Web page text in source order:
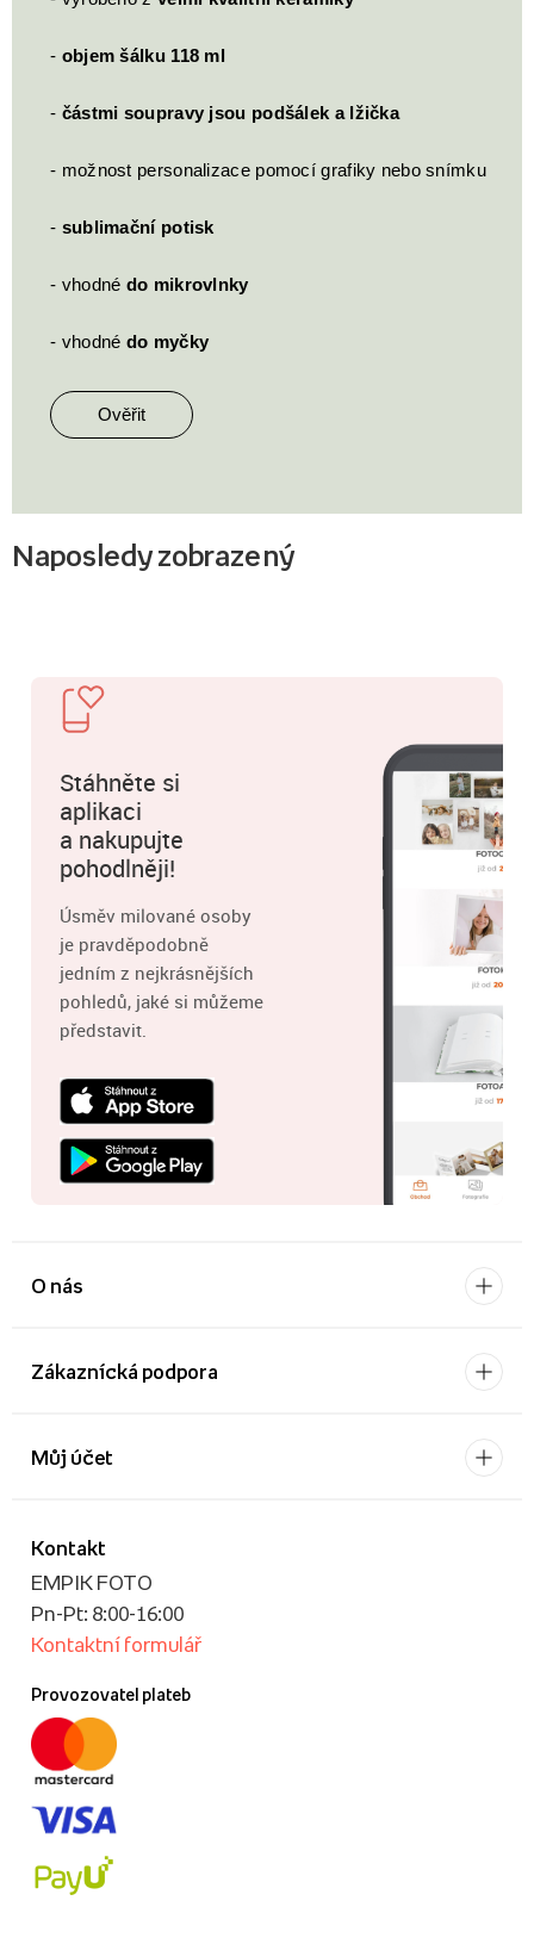
- objem šálku 118 ml
- částmi soupravy jsou podšálek a lžička
- možnost personalizace pomocí grafiky nebo snímku
- sublimační potisk
- vhodné do mikrovlnky
- vhodné do myčky
Ověřit
Naposledy zobrazený
Stáhněte si
aplikaci
a nakupujte
pohodlněji!
Úsměv milované osoby
je pravděpodobně
jedním z nejkrásnějších
pohledů, jaké si můžeme
představit.
O nás
Zákaznícká podpora
Kontakt
EMPIK FOTO
Pn-Pt: 8:00-16:00
Kontaktní formulář
Provozovatel plateb
Můj účet